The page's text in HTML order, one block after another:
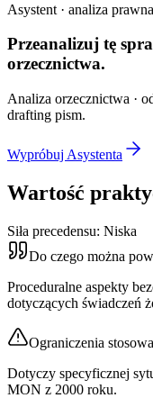
Asystent · analiza prawna
Przeanalizuj tę
orzecznictwa.
Analiza orzecznictwa ·
drafting pism.
Wypróbuj Asystenta
Wartość
Siła precedensu: Niska
Do czego można
Proceduralne aspekty
dotyczących świadczeń
Ograniczenia
Dotyczy specyficznej
MON z 2000 roku.